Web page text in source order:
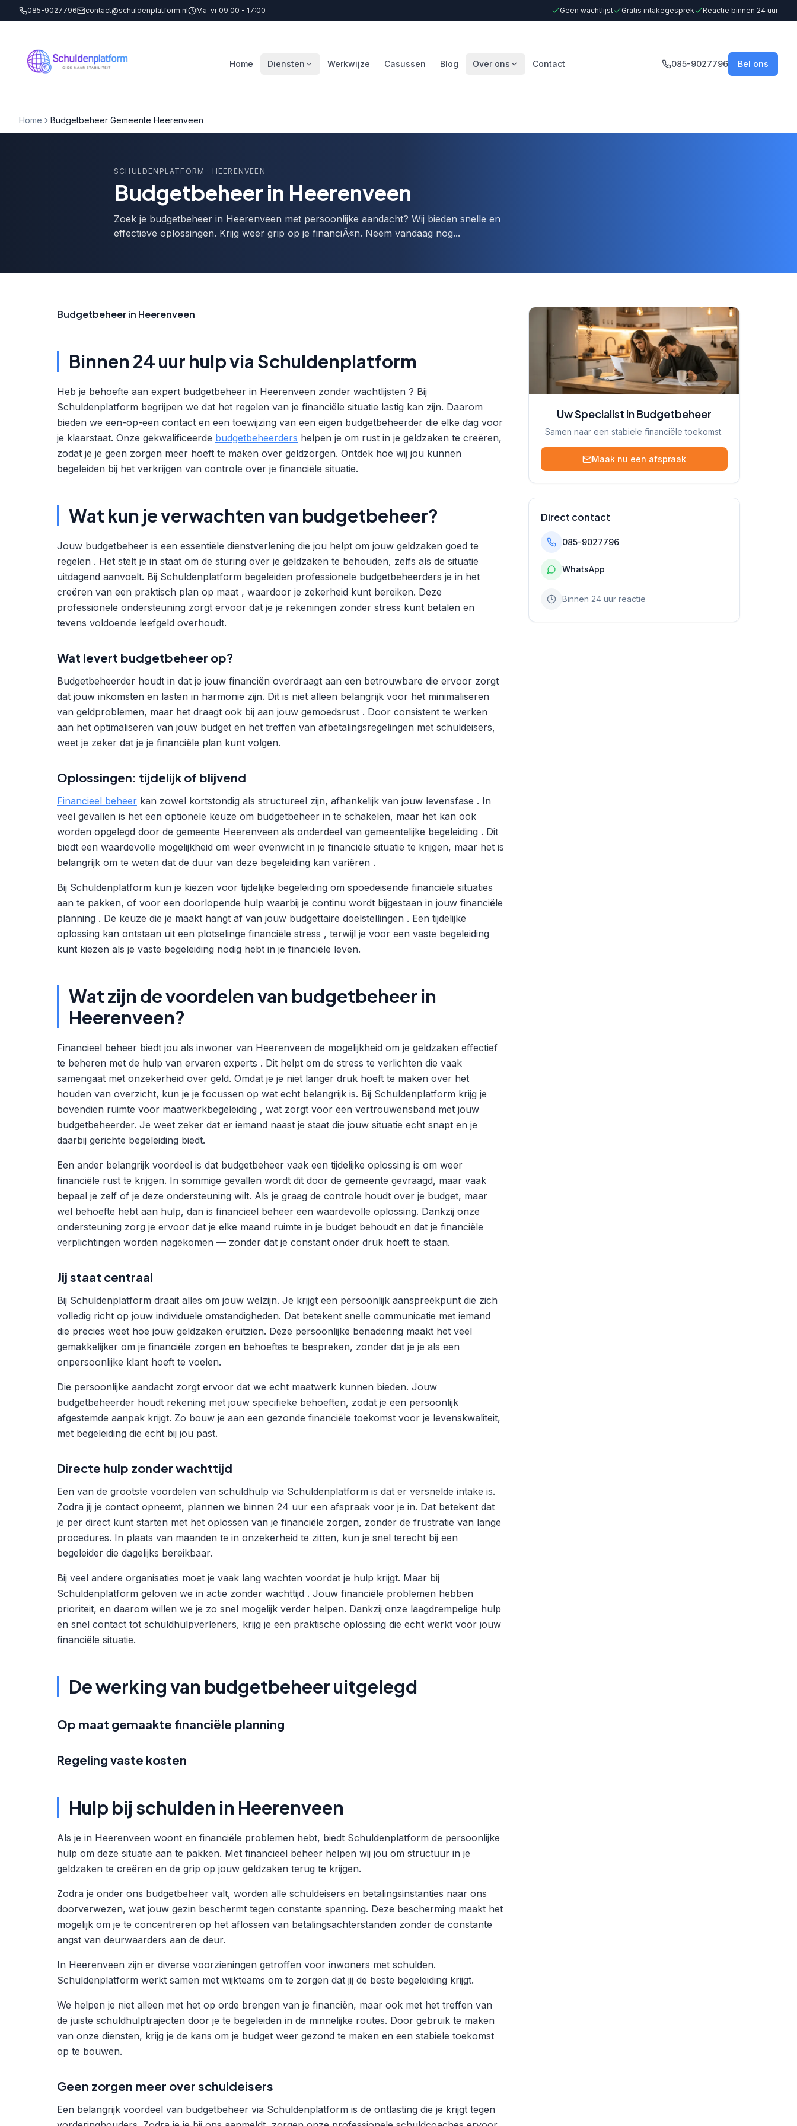
085-9027796 contact@schuldenplatform.nl Ma-vr 09:00 - 17:00 Geen wachtlijst Gratis intakegesprek Reactie binnen 24 uur
Home Diensten Werkwijze Casussen Blog Over ons Contact 085-9027796 Bel ons
Home Budgetbeheer Gemeente Heerenveen
SCHULDENPLATFORM · HEERENVEEN
Budgetbeheer in Heerenveen
Zoek je budgetbeheer in Heerenveen met persoonlijke aandacht? Wij bieden snelle en
effectieve oplossingen. Krijg weer grip op je financiÃ«n. Neem vandaag nog...
Budgetbeheer in Heerenveen
Binnen 24 uur hulp via Schuldenplatform
Heb je behoefte aan expert budgetbeheer in Heerenveen zonder wachtlijsten ? Bij
Schuldenplatform begrijpen we dat het regelen van je financiële situatie lastig kan zijn. Daarom
bieden we een-op-een contact en een toewijzing van een eigen budgetbeheerder die elke dag voor
je klaarstaat. Onze gekwalificeerde budgetbeheerders helpen je om rust in je geldzaken te creëren,
zodat je je geen zorgen meer hoeft te maken over geldzorgen. Ontdek hoe wij jou kunnen
begeleiden bij het verkrijgen van controle over je financiële situatie.
Wat kun je verwachten van budgetbeheer?
Jouw budgetbeheer is een essentiële dienstverlening die jou helpt om jouw geldzaken goed te
regelen . Het stelt je in staat om de sturing over je geldzaken te behouden, zelfs als de situatie
uitdagend aanvoelt. Bij Schuldenplatform begeleiden professionele budgetbeheerders je in het
creëren van een praktisch plan op maat , waardoor je zekerheid kunt bereiken. Deze
professionele ondersteuning zorgt ervoor dat je je rekeningen zonder stress kunt betalen en
tevens voldoende leefgeld overhoudt.
Wat levert budgetbeheer op?
Budgetbeheerder houdt in dat je jouw financiën overdraagt aan een betrouwbare die ervoor zorgt
dat jouw inkomsten en lasten in harmonie zijn. Dit is niet alleen belangrijk voor het minimaliseren
van geldproblemen, maar het draagt ook bij aan jouw gemoedsrust . Door consistent te werken
aan het optimaliseren van jouw budget en het treffen van afbetalingsregelingen met schuldeisers,
weet je zeker dat je je financiële plan kunt volgen.
Oplossingen: tijdelijk of blijvend
Financieel beheer kan zowel kortstondig als structureel zijn, afhankelijk van jouw levensfase . In
veel gevallen is het een optionele keuze om budgetbeheer in te schakelen, maar het kan ook
worden opgelegd door de gemeente Heerenveen als onderdeel van gemeentelijke begeleiding . Dit
biedt een waardevolle mogelijkheid om weer evenwicht in je financiële situatie te krijgen, maar het is
belangrijk om te weten dat de duur van deze begeleiding kan variëren .
Bij Schuldenplatform kun je kiezen voor tijdelijke begeleiding om spoedeisende financiële situaties
aan te pakken, of voor een doorlopende hulp waarbij je continu wordt bijgestaan in jouw financiële
planning . De keuze die je maakt hangt af van jouw budgettaire doelstellingen . Een tijdelijke
oplossing kan ontstaan uit een plotselinge financiële stress , terwijl je voor een vaste begeleiding
kunt kiezen als je vaste begeleiding nodig hebt in je financiële leven.
Wat zijn de voordelen van budgetbeheer in
Heerenveen?
Financieel beheer biedt jou als inwoner van Heerenveen de mogelijkheid om je geldzaken effectief
te beheren met de hulp van ervaren experts . Dit helpt om de stress te verlichten die vaak
samengaat met onzekerheid over geld. Omdat je je niet langer druk hoeft te maken over het
houden van overzicht, kun je je focussen op wat echt belangrijk is. Bij Schuldenplatform krijg je
bovendien ruimte voor maatwerkbegeleiding , wat zorgt voor een vertrouwensband met jouw
budgetbeheerder. Je weet zeker dat er iemand naast je staat die jouw situatie echt snapt en je
daarbij gerichte begeleiding biedt.
Een ander belangrijk voordeel is dat budgetbeheer vaak een tijdelijke oplossing is om weer
financiële rust te krijgen. In sommige gevallen wordt dit door de gemeente gevraagd, maar vaak
bepaal je zelf of je deze ondersteuning wilt. Als je graag de controle houdt over je budget, maar
wel behoefte hebt aan hulp, dan is financieel beheer een waardevolle oplossing. Dankzij onze
ondersteuning zorg je ervoor dat je elke maand ruimte in je budget behoudt en dat je financiële
verplichtingen worden nagekomen — zonder dat je constant onder druk hoeft te staan.
Jij staat centraal
Bij Schuldenplatform draait alles om jouw welzijn. Je krijgt een persoonlijk aanspreekpunt die zich
volledig richt op jouw individuele omstandigheden. Dat betekent snelle communicatie met iemand
die precies weet hoe jouw geldzaken eruitzien. Deze persoonlijke benadering maakt het veel
gemakkelijker om je financiële zorgen en behoeftes te bespreken, zonder dat je je als een
onpersoonlijke klant hoeft te voelen.
Die persoonlijke aandacht zorgt ervoor dat we echt maatwerk kunnen bieden. Jouw
budgetbeheerder houdt rekening met jouw specifieke behoeften, zodat je een persoonlijk
afgestemde aanpak krijgt. Zo bouw je aan een gezonde financiële toekomst voor je levenskwaliteit,
met begeleiding die echt bij jou past.
Directe hulp zonder wachttijd
Een van de grootste voordelen van schuldhulp via Schuldenplatform is dat er versnelde intake is.
Zodra jij je contact opneemt, plannen we binnen 24 uur een afspraak voor je in. Dat betekent dat
je per direct kunt starten met het oplossen van je financiële zorgen, zonder de frustratie van lange
procedures. In plaats van maanden te in onzekerheid te zitten, kun je snel terecht bij een
begeleider die dagelijks bereikbaar.
Bij veel andere organisaties moet je vaak lang wachten voordat je hulp krijgt. Maar bij
Schuldenplatform geloven we in actie zonder wachttijd . Jouw financiële problemen hebben
prioriteit, en daarom willen we je zo snel mogelijk verder helpen. Dankzij onze laagdrempelige hulp
en snel contact tot schuldhulpverleners, krijg je een praktische oplossing die echt werkt voor jouw
financiële situatie.
De werking van budgetbeheer uitgelegd
Op maat gemaakte financiële planning
Regeling vaste kosten
Hulp bij schulden in Heerenveen
Als je in Heerenveen woont en financiële problemen hebt, biedt Schuldenplatform de persoonlijke
hulp om deze situatie aan te pakken. Met financieel beheer helpen wij jou om structuur in je
geldzaken te creëren en de grip op jouw geldzaken terug te krijgen.
Zodra je onder ons budgetbeheer valt, worden alle schuldeisers en betalingsinstanties naar ons
doorverwezen, wat jouw gezin beschermt tegen constante spanning. Deze bescherming maakt het
mogelijk om je te concentreren op het aflossen van betalingsachterstanden zonder de constante
angst van deurwaarders aan de deur.
In Heerenveen zijn er diverse voorzieningen getroffen voor inwoners met schulden.
Schuldenplatform werkt samen met wijkteams om te zorgen dat jij de beste begeleiding krijgt.
We helpen je niet alleen met het op orde brengen van je financiën, maar ook met het treffen van
de juiste schuldhulptrajecten door je te begeleiden in de minnelijke routes. Door gebruik te maken
van onze diensten, krijg je de kans om je budget weer gezond te maken en een stabiele toekomst
op te bouwen.
Geen zorgen meer over schuldeisers
Een belangrijk voordeel van budgetbeheer via Schuldenplatform is de ontlasting die je krijgt tegen
Uw Specialist in Budgetbeheer
Samen naar een stabiele financiële toekomst.
Maak nu een afspraak
Direct contact
085-9027796
WhatsApp
Binnen 24 uur reactie